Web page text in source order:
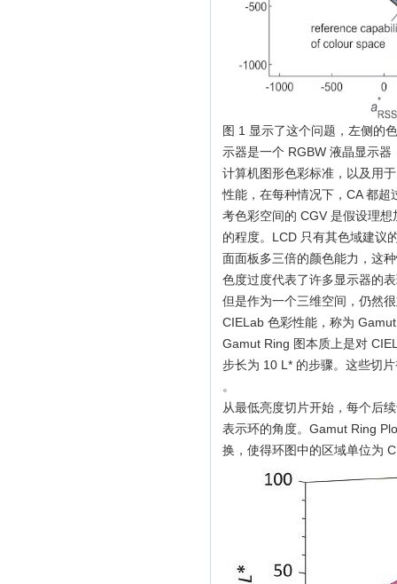
图 1 显示了这个问题，左侧的
示器是一个 RGBW 液晶显示
计算机图形色彩标准，以及用
性能，在每种情况下，CA 都
考色彩空间的 CGV 是假设理
的程度。LCD 只有其色域建议
面面板多三倍的颜色能力，这
色度过度代表了许多显示器的
但是作为一个三维空间，仍然
CIELab 色彩性能，称为
Gamut Ring 图本质上是对
步长为 10 L* 的步骤。这些切
。
从最低亮度切片开始，每个后
表示环的角度。Gamut Ring
换，使得环图中的区域单位为